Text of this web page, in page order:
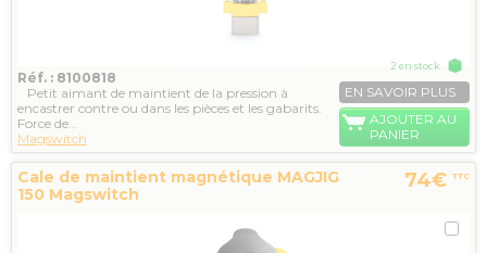
Réf. : 8100818
Petit aimant de maintient de la pression à
encastrer contre ou dans les pièces et les gabarits.
Force de...
Magswitch
2 en stock
EN SAVOIR PLUS
AJOUTER AU
PANIER
Cale de maintient magnétique MAGJIG
150 Magswitch
74€ TTC